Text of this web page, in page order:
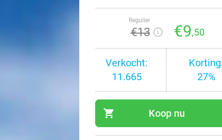
Regulier
€13 €9,50
Verkocht:
11.665
27%
shopping_cart Koop nu